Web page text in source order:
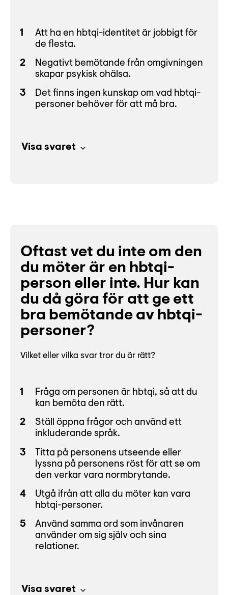
Att ha en hbtqi-identitet är jobbigt för
de flesta.
Negativt bemötande från omgivningen
skapar psykisk ohälsa.
Det finns ingen kunskap om vad hbtqi-
personer behöver för att må bra.
Visa svaret
Oftast vet du inte om den
du möter är en hbtqi-
person eller inte. Hur kan
du då göra för att ge ett
bra bemötande av hbtqi-
personer?
Vilket eller vilka svar tror du är rätt?
Fråga om personen är hbtqi, så att du
kan bemöta den rätt.
Ställ öppna frågor och använd ett
inkluderande språk.
Titta på personens utseende eller
lyssna på personens röst för att se om
den verkar vara normbrytande.
Utgå ifrån att alla du möter kan vara
hbtqi-personer.
Använd samma ord som invånaren
använder om sig själv och sina
relationer.
Visa svaret